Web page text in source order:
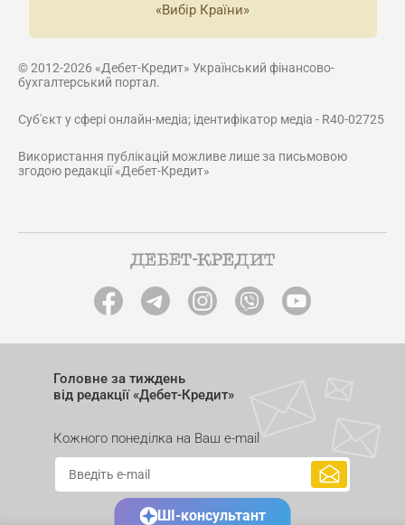
«Вибір Країни»
© 2012-2026 «Дебет-Кредит» Український фінансово-
бухгалтерський портал.
Суб'єкт у сфері онлайн-медіа; ідентифікатор медіа - R40-02725
Використання публікацій можливе лише за письмовою
згодою редакції «Дебет-Кредит»
Головне за тиждень
від редакції «Дебет-Кредит»
Кожного понеділка на Ваш e-mail
ШІ-консультант